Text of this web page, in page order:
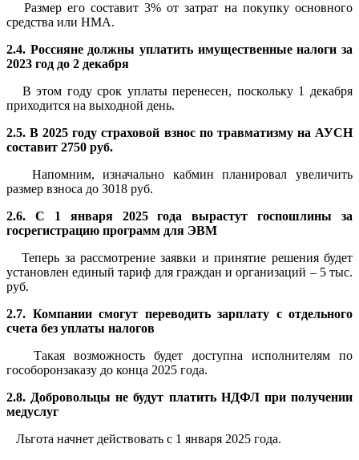
Размер его составит 3% от затрат на покупку основного
средства или НМА.
2.4. Россияне должны уплатить имущественные налоги за
2023 год до 2 декабря
В этом году срок уплаты перенесен, поскольку 1 декабря
приходится на выходной день.
2.5. В 2025 году страховой взнос по травматизму на АУСН
составит 2750 руб.
Напомним, изначально кабмин планировал увеличить
размер взноса до 3018 руб.
2.6. С 1 января 2025 года вырастут госпошлины за
госрегистрацию программ для ЭВМ
Теперь за рассмотрение заявки и принятие решения будет
установлен единый тариф для граждан и организаций – 5 тыс.
руб.
2.7. Компании смогут переводить зарплату с отдельного
счета без уплаты налогов
Такая возможность будет доступна исполнителям по
гособоронзаказу до конца 2025 года.
2.8. Добровольцы не будут платить НДФЛ при получении
медуслуг
Льгота начнет действовать с 1 января 2025 года.